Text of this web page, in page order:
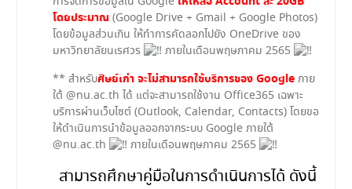
โดยประมาณ (Google Drive + Gmail + Google Photos)
โดยข้อมูลส่วนเกิน ให้ทำการคัดลอกไปยัง OneDrive ของ
มหาวิทยาลัยนเรศวร
ภายในเดือนพฤษภาคม 2565
** สำหรับศิษย์เก่า จะไม่สามารถใช้บริการของ Googleภาย
ใต้ @nu.ac.th ได้ แต่จะสามารถใช้งาน Office365 เฉพาะ
บริการผ่านเว็บไซต์ (Outlook, Calendar, Contacts) โดยขอ
ให้ดำเนินการนำข้อมูลออกจากระบบ Google ภายใต้
@nu.ac.th
ภายในเดือนพฤษภาคม 2565
สามารถศึกษาคู่มือในการดำเนินการได้ ดังนี้